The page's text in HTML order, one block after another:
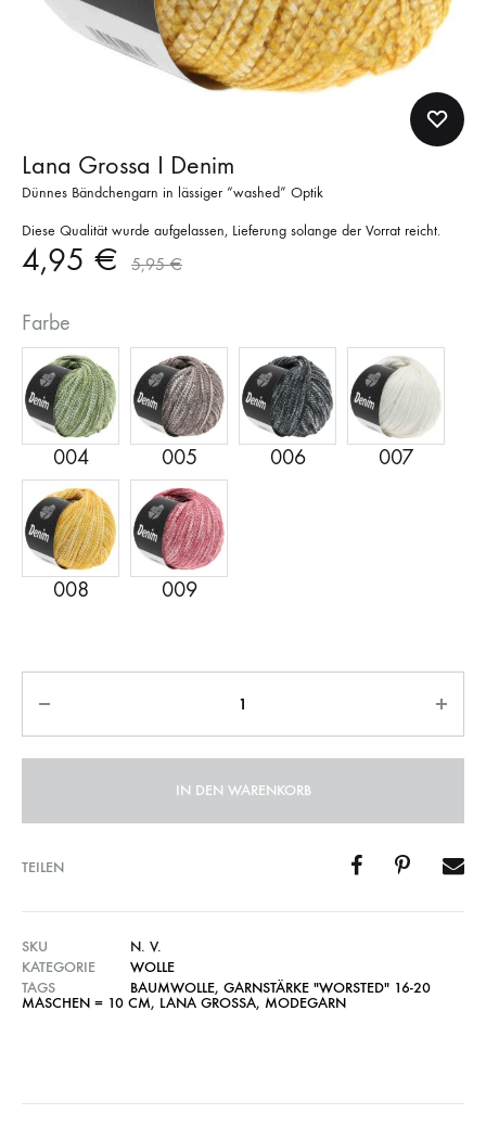
Lana Grossa I Denim
Dünnes Bändchengarn in lässiger “washed” Optik
Diese Qualität wurde aufgelassen, Lieferung solange der Vorrat reicht.
4,95 € 5,95€
Farbe
IN DEN WARENKORB
TEILEN
SKU
N. V.
KATEGORIE
WOLLE
TAGS
BAUMWOLLE, GARNSTÄRKE "WORSTED" 16-20
MASCHEN = 10 CM, LANA GROSSA, MODEGARN